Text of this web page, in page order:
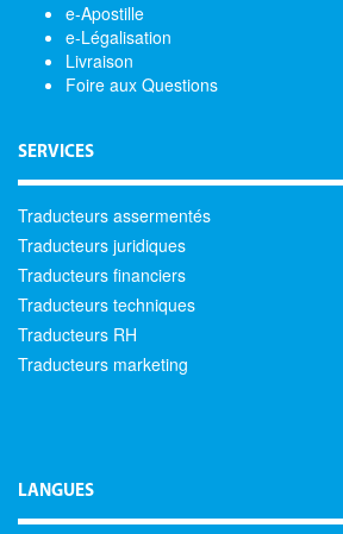
e-Apostille
e-Légalisation
Livraison
Foire aux Questions
SERVICES
Traducteurs assermentés
Traducteurs juridiques
Traducteurs financiers
Traducteurs techniques
Traducteurs RH
Traducteurs marketing
LANGUES